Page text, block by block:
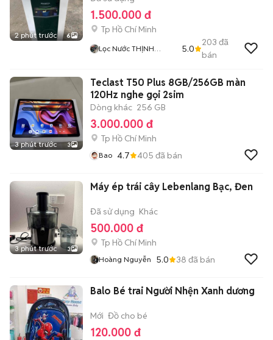
2 phút trước 6
1.500.000 đ
Tp Hồ Chí Minh
Lọc Nước THỊNH
5.0
203 đã
bán
3 phút trước 3
Teclast T50 Plus 8GB/256GB màn
120Hz nghe gọi 2sim
Dòng khác 256 GB
3.000.000 đ
Tp Hồ Chí Minh
Bao 4.7 405 đã bán
3 phút trước 3
Máy ép trái cây Lebenlang Bạc, Đen
Đã sử dụng Khác
500.000 đ
Tp Hồ Chí Minh
Hoàng Nguyễn 5.0 38 đã bán
Balo Bé trai Người Nhện Xanh dương
Mới Đồ cho bé
120.000 đ